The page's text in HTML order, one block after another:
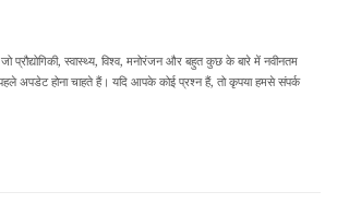
प्रौद्योगिकी, स्वास्थ्य, विश्व, मनोरंजन और बहुत कुछ के बारे में नवीनतम
अपडेट होना चाहते हैं। यदि आपके कोई प्रश्न हैं, तो कृपया हमसे संपर्क